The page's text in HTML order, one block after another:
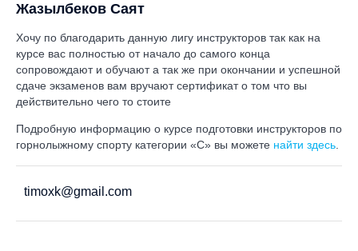
Жазылбеков Саят
Хочу по благодарить данную лигу инструкторов так как на
курсе вас полностью от начало до самого конца
сопровождают и обучают а так же при окончании и успешной
сдаче экзаменов вам вручают сертификат о том что вы
действительно чего то стоите
Подробную информацию о курсе подготовки инструкторов по
горнолыжному спорту категории «C» вы можете найти здесь
timoxk@gmail.com